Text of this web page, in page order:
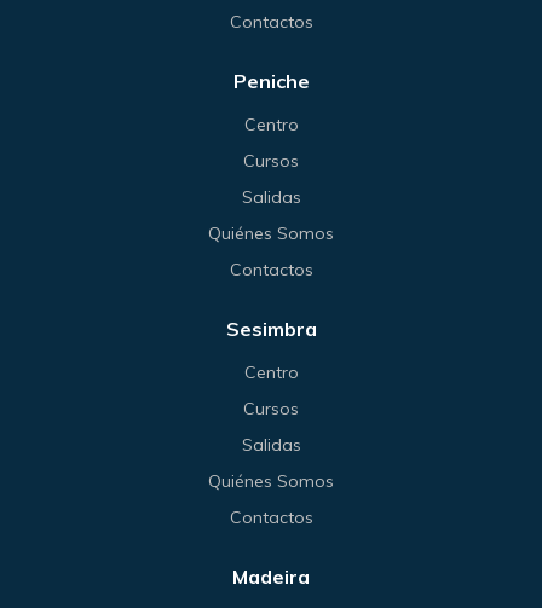
Contactos
Peniche
Centro
Cursos
Salidas
Quiénes Somos
Contactos
Sesimbra
Centro
Cursos
Salidas
Quiénes Somos
Contactos
Madeira